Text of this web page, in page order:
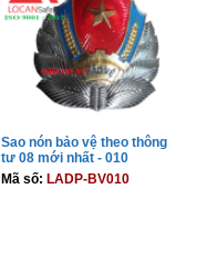
Sao nón bảo vệ theo thông
tư 08 mới nhất - 010
Mã số: LADP-BV010